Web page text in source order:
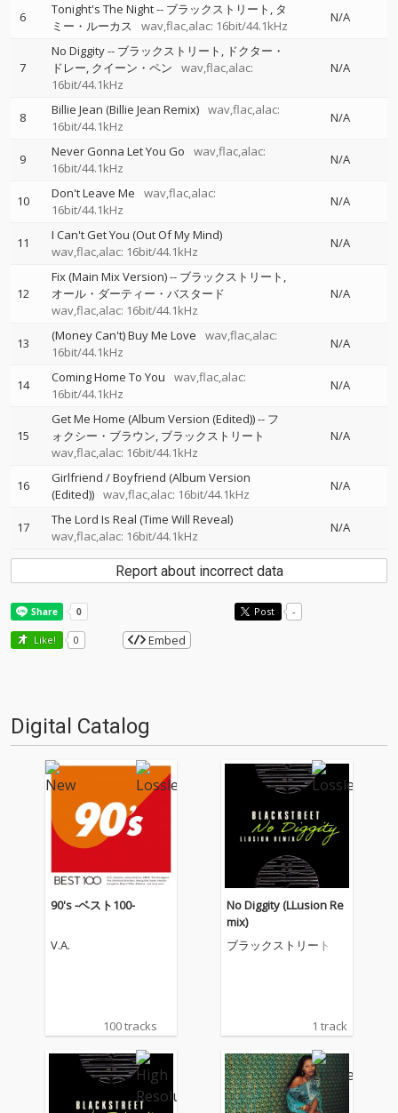
6 Tonight's The Night-- ブラックストリート タ
ミー・ルーカス
wav,flac,alac: 16bit/44.1kHz
N/A
7
No Diggity-- ブラックストリート
ドクター・
ドレー クイーン・ペン
wav,flac,alac:
16bit/44.1kHz
N/A
8 Billie Jean (Billie Jean Remix) wav,flac,alac:
16bit/44.1kHz
N/A
9 Never Gonna Let You Go
wav,flac,alac:
16bit/44.1kHz
N/A
10 Don't Leave Me
wav,flac,alac:
16bit/44.1kHz
N/A
11
I Can't Get You (Out Of My Mind)
wav,flac,alac: 16bit/44.1kHz
N/A
12
Fix (Main Mix Version)-- ブラックストリート
オール・ダーティー・バスタード
wav,flac,alac: 16bit/44.1kHz
N/A
13 (Money Can't) Buy Me Love
wav,flac,alac:
16bit/44.1kHz
N/A
14 Coming Home To You
wav,flac,alac:
16bit/44.1kHz
N/A
15
Get Me Home (Album Version (Edited))-- フ
ォクシー・ブラウン ブラックストリート
wav,flac,alac: 16bit/44.1kHz
N/A
16
Girlfriend / Boyfriend (Album Version
(Edited)) wav,flac,alac: 16bit/44.1kHz
N/A
17
The Lord Is Real (Time Will Reveal)
wav,flac,alac: 16bit/44.1kHz
N/A
Report about incorrect data
Post -
Like! 0 Embed
Digital Catalog
90's -ベスト100-
V.A.
100 tracks
No Diggity (LLusion Re
mix)
ブラックストリート
1 track